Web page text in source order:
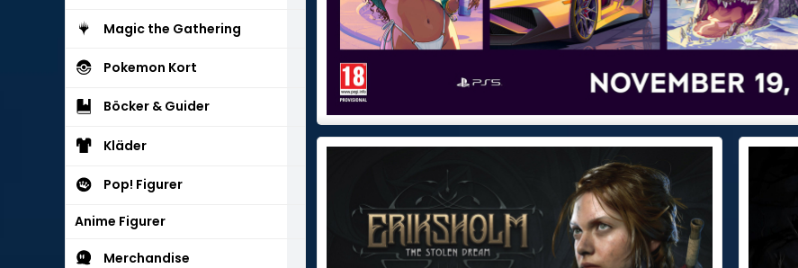
Magic the Gathering
Pokemon Kort
Böcker & Guider
Kläder
Pop! Figurer
Anime Figurer
Merchandise